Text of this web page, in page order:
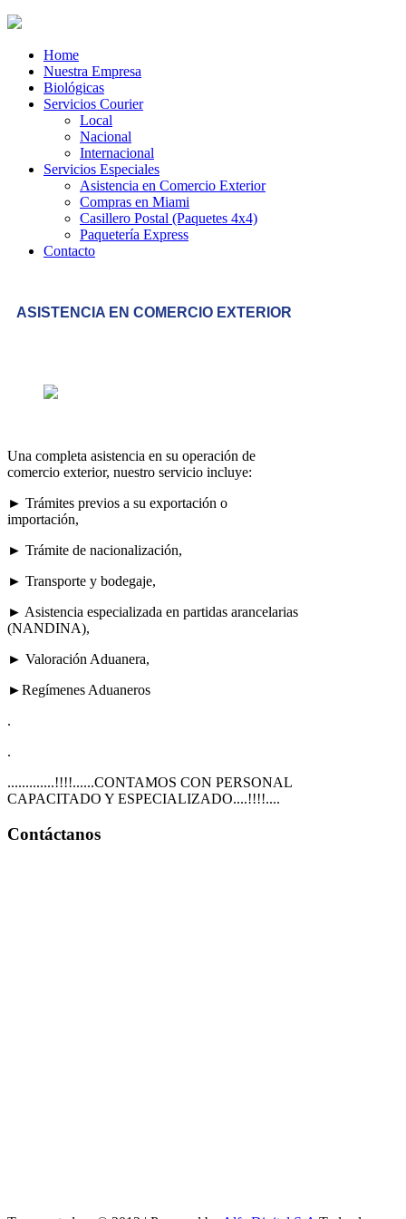
Home
Nuestra Empresa
Biológicas
Servicios Courier
Local
Nacional
Internacional
Servicios Especiales
Asistencia en Comercio Exterior
Compras en Miami
Casillero Postal (Paquetes 4x4)
Paquetería Express
Contacto
ASISTENCIA EN COMERCIO EXTERIOR
Una completa asistencia en su operación de
comercio exterior, nuestro servicio incluye:
► Trámites previos a su exportación o
importación,
► Trámite de nacionalización,
► Transporte y bodegaje,
► Asistencia especializada en partidas arancelarias
(NANDINA),
► Valoración Aduanera,
►Regímenes Aduaneros
.
.
.............!!!!......CONTAMOS CON PERSONAL
CAPACITADO Y ESPECIALIZADO....!!!!....
Contáctanos